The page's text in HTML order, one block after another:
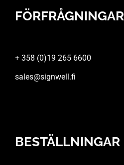
FÖRFRÅGNINGAR
+ 358 (0)19 265 6600
sales@signwell.fi
BESTÄLLNINGAR